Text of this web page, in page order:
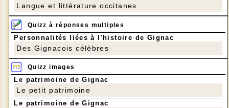
Langue et littérature occitanes
Quizz à réponses multiples
Personnalités liées à l'histoire de Gignac
Des Gignacois célèbres
Quizz images
Le patrimoine de Gignac
Le petit patrimoine
Le patrimoine de Gignac